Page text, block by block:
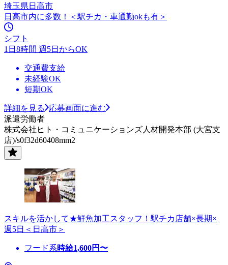
埼玉県日高市
日高市内に多数！＜駅チカ・車通勤okも有＞
シフト
1日8時間 週5日からOK
交通費支給
未経験OK
短期OK
詳細を見る
応募画面に進む
派遣労働者
株式会社ヒト・コミュニケーションズ人材開発本部 (大宮支
店)/s0f32d60408mm2
スキルを活かして★鮮魚加工スタッフ！駅チカ店舗×長期×
週5日＜日高市＞
フード系時給1,600円〜